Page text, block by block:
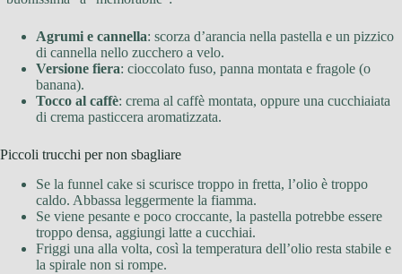
Agrumi e cannella: scorza d’arancia nella pastella e un pizzico
di cannella nello zucchero a velo.
Versione fiera: cioccolato fuso, panna montata e fragole (o
banana).
Tocco al caffè: crema al caffè montata, oppure una cucchiaiata
di crema pasticcera aromatizzata.
Piccoli trucchi per non sbagliare
Se la funnel cake si scurisce troppo in fretta, l’olio è troppo
caldo. Abbassa leggermente la fiamma.
Se viene pesante e poco croccante, la pastella potrebbe essere
troppo densa, aggiungi latte a cucchiai.
Friggi una alla volta, così la temperatura dell’olio resta stabile e
la spirale non si rompe.